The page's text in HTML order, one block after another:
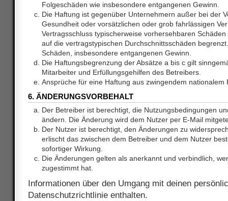
Folgeschäden wie insbesondere entgangenen Gewinn.
Die Haftung ist gegenüber Unternehmern außer bei der
Gesundheit oder vorsätzlichen oder grob fahrlässigen
Vertragsschluss typischerweise vorhersehbaren
auf die vertragstypischen Durchschnittsschäden
Schäden, insbesondere entgangenen Gewinn.
Die Haftungsbegrenzung der Absätze a bis c gilt
Mitarbeiter und Erfüllungsgehilfen des Betreibers.
Ansprüche für eine Haftung aus zwingendem nationalem
6. ÄNDERUNGSVORBEHALT
Der Betreiber ist berechtigt, die Nutzungsbedingungen
ändern. Die Änderung wird dem Nutzer per E-Mail
Der Nutzer ist berechtigt, den Änderungen zu
erlischt das zwischen dem Betreiber und dem Nutzer
sofortiger Wirkung.
Die Änderungen gelten als anerkannt und verbindlich,
zugestimmt hat.
Informationen über den Umgang mit deinen
Datenschutzrichtlinie enthalten.